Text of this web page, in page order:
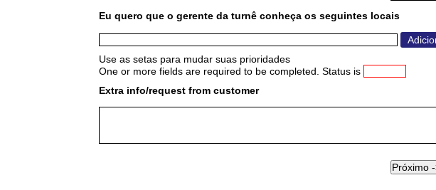
Eu quero que o gerente da turnê conheça os seguintes locais
Use as setas para mudar suas prioridades
One or more fields are required to be completed. Status is
Extra info/request from customer